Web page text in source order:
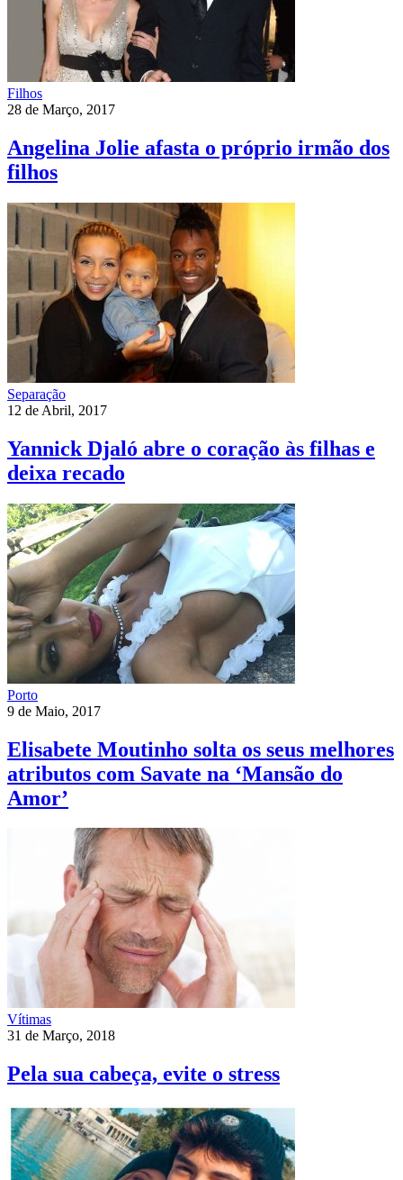
Filhos
28 de Março, 2017
Angelina Jolie afasta o próprio irmão dos
filhos
Separação
12 de Abril, 2017
Yannick Djaló abre o coração às filhas e
deixa recado
Porto
9 de Maio, 2017
Elisabete Moutinho solta os seus melhores
atributos com Savate na ‘Mansão do
Amor’
Vítimas
31 de Março, 2018
Pela sua cabeça, evite o stress